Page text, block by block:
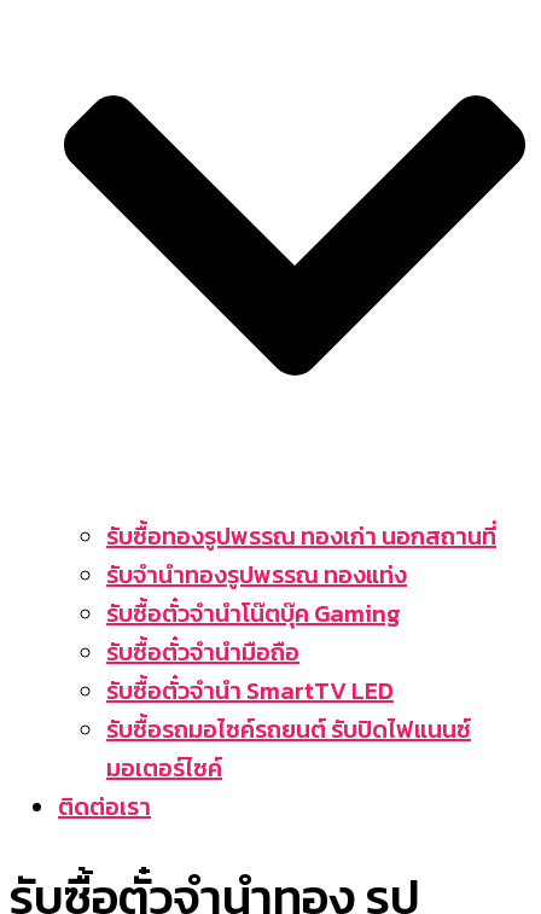
รับซื้อทองรูปพรรณ ทองเก่า นอกสถานที่
รับจำนำทองรูปพรรณ ทองแท่ง
รับซื้อตั๋วจำนำโน๊ตบุ๊ค Gaming
รับซื้อตั๋วจำนำมือถือ
รับซื้อตั๋วจำนำ SmartTV LED
รับซื้อรถมอไซค์รถยนต์ รับปิดไฟแนนซ์
มอเตอร์ไซค์
ติดต่อเรา
รับซื้อตั๋วจำนำทอง รูป